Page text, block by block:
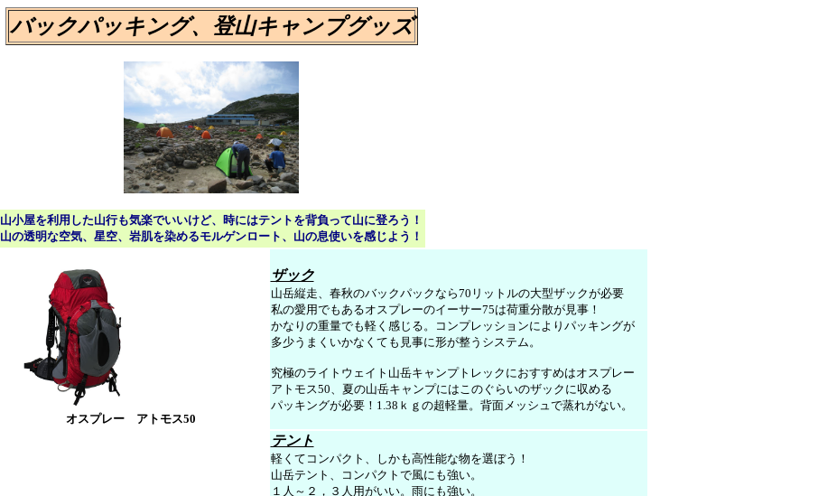
バックパッキング、登山キャンプグッズ
山小屋を利用した山行も気楽でいいけど、時にはテントを背負って山に登ろう！
山の透明な空気、星空、岩肌を染めるモルゲンロート、山の息使いを感じよう！
オスプレー アトモス50
ザック
山岳縦走、春秋のバックパックなら70リットルの大型ザックが必要
私の愛用でもあるオスプレーのイーサー75は荷重分散が見事！
かなりの重量でも軽く感じる。コンプレッションによりパッキングが
多少うまくいかなくても見事に形が整うシステム。
究極のライトウェイト山岳キャンプトレックにおすすめはオスプレー
アトモス50、夏の山岳キャンプにはこのぐらいのザックに収める
パッキングが必要！1.38ｋｇの超軽量。背面メッシュで蒸れがない。
テント
軽くてコンパクト、しかも高性能な物を選ぼう！
山岳テント、コンパクトで風にも強い。
１人～２，３人用がいい。雨にも強い。